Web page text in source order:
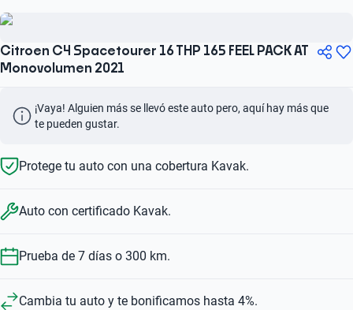
Citroen C4 Spacetourer 16 THP 165 FEEL PACK AT
Monovolumen 2021
¡Vaya! Alguien más se llevó este auto pero, aquí hay más que
te pueden gustar.
Protege tu auto con una cobertura Kavak.
Auto con certificado Kavak.
Prueba de 7 días o 300 km.
Cambia tu auto y te bonificamos hasta 4%.